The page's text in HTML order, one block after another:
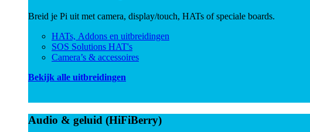
Breid je Pi uit met camera, display/touch, HATs of speciale boards.
HATs, Addons en uitbreidingen
SOS Solutions HAT's
Camera’s & accessoires
Bekijk alle uitbreidingen
Audio & geluid (HiFiBerry)